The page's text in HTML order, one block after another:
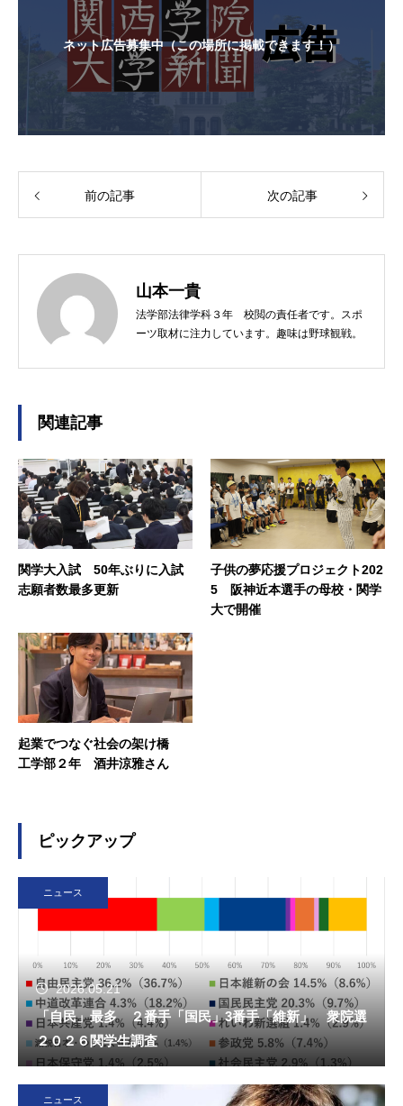
ネット広告募集中（この場所に掲載できます！）
前の記事 次の記事
山本一貴
法学部法律学科３年 校閲の責任者です。スポ
ーツ取材に注力しています。趣味は野球観戦。
関連記事
関学大入試 50年ぶりに入試
志願者数最多更新
子供の夢応援プロジェクト202
5 阪神近本選手の母校・関学
大で開催
起業でつなぐ社会の架け橋
工学部２年 酒井涼雅さん
ピックアップ
ニュース
2026.05.21
「自民」最多 ２番手「国民」3番手「維新」 衆院選
２０２６関学生調査
ニュース